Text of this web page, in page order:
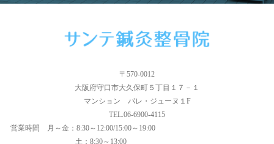
〒570-0012
大阪府守口市大久保町５丁目１７－１
マンション パレ・ジューヌ１F
TEL.06-6900-4115
営業時間
月～金：8:30～12:00/15:00～19:00
土：8:30～13:00